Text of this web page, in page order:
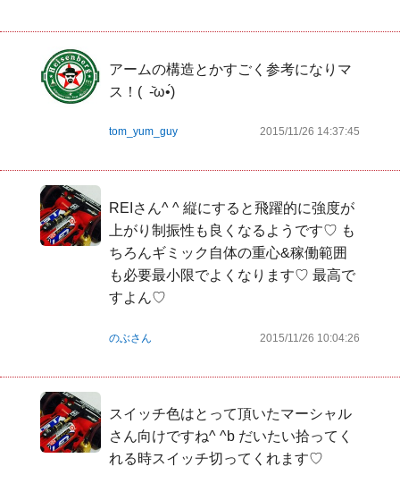
アームの構造とかすごく参考になりマ
ス！(  -᷅ω•́)
tom_yum_guy 2015/11/26 14:37:45
REIさん^ ^ 縦にすると飛躍的に強度が
上がり制振性も良くなるようです♡ も
ちろんギミック自体の重心&稼働範囲
も必要最小限でよくなります♡ 最高で
すよん♡
のぶさん 2015/11/26 10:04:26
スイッチ色はとって頂いたマーシャル
さん向けですね^ ^b だいたい拾ってく
れる時スイッチ切ってくれます♡